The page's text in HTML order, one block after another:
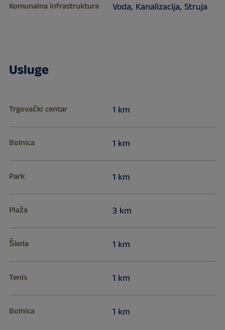
Komunalna infrastruktura Voda, Kanalizacija, Struja
Usluge
Trgovački centar 1 km
Bolnica 1 km
Park 1 km
Plaža 3 km
Škola 1 km
Tenis 1 km
Bolnica 1 km